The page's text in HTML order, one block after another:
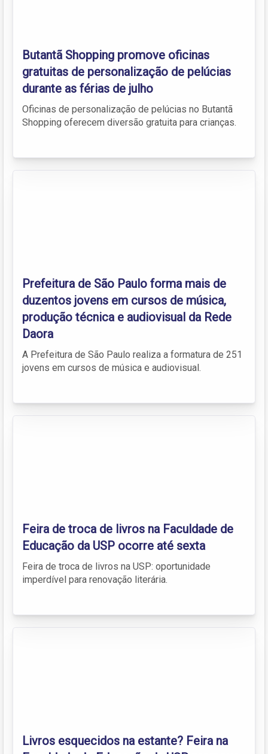
Butantã Shopping promove oficinas
gratuitas de personalização de pelúcias
durante as férias de julho
Oficinas de personalização de pelúcias no Butantã
Shopping oferecem diversão gratuita para crianças.
Prefeitura de São Paulo forma mais de
duzentos jovens em cursos de música,
produção técnica e audiovisual da Rede
Daora
A Prefeitura de São Paulo realiza a formatura de 251
jovens em cursos de música e audiovisual.
Feira de troca de livros na Faculdade de
Educação da USP ocorre até sexta
Feira de troca de livros na USP: oportunidade
imperdível para renovação literária.
Livros esquecidos na estante? Feira na